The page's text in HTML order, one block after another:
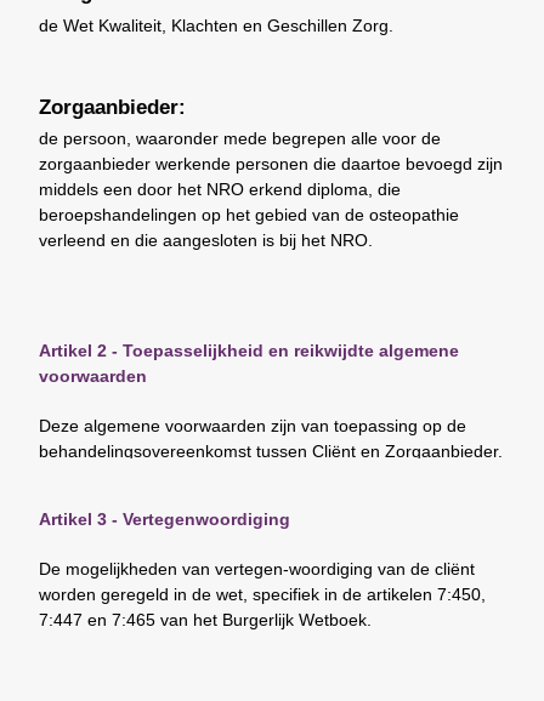
de Wet Kwaliteit, Klachten en Geschillen Zorg.
Zorgaanbieder:
de persoon, waaronder mede begrepen alle voor de
zorgaanbieder werkende personen die daartoe bevoegd zijn
middels een door het NRO erkend diploma, die
beroepshandelingen op het gebied van de osteopathie
verleend en die aangesloten is bij het NRO.
Artikel 2 - Toepasselijkheid en reikwijdte algemene
voorwaarden
Deze algemene voorwaarden zijn van toepassing op de
behandelingsovereenkomst tussen Cliënt en Zorgaanbieder.
Artikel 3 - Vertegenwoordiging
De mogelijkheden van vertegen-woordiging van de cliënt
worden geregeld in de wet, specifiek in de artikelen 7:450,
7:447 en 7:465 van het Burgerlijk Wetboek.